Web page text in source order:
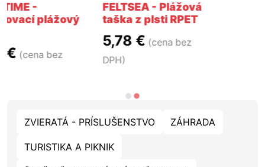
FELTSEA - Plážová
taška z plsti RPET
(cena bez
DPH)
ZVIERATÁ - PRÍSLUŠENSTVO ZÁHRADA
TURISTIKA A PIKNIK